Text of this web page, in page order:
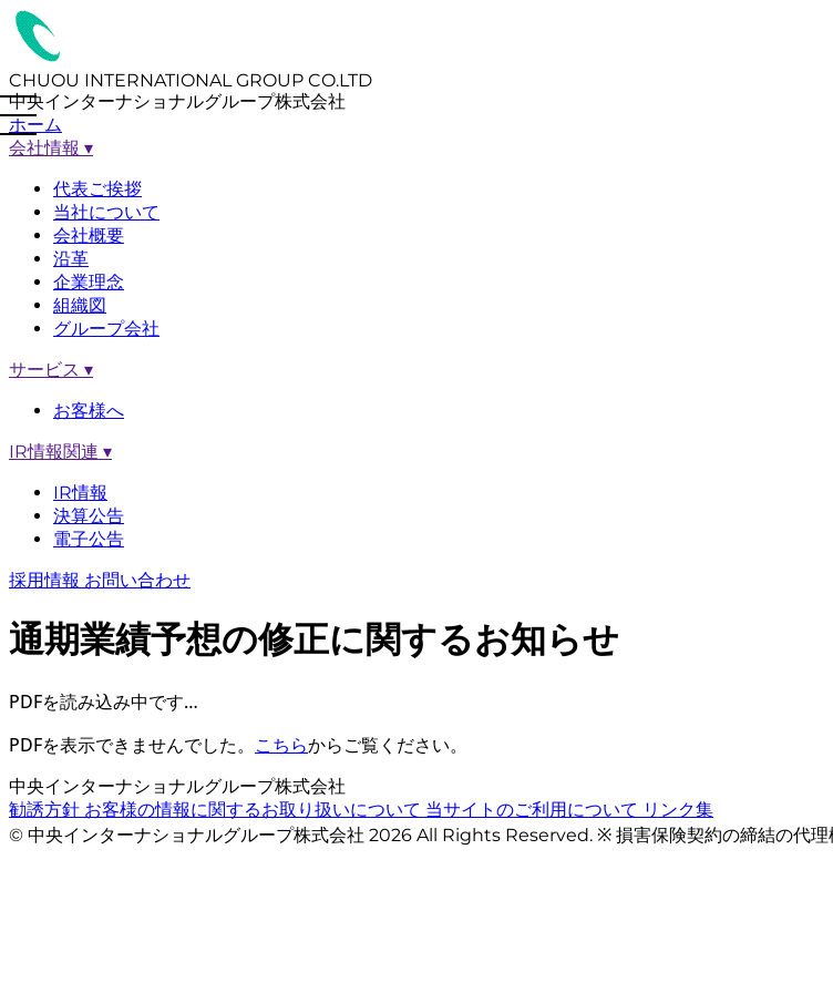
CHUOU INTERNATIONAL GROUP CO.LTD
中央インターナショナルグループ株式会社
ホーム
会社情報 ▾
代表ご挨拶
当社について
会社概要
沿革
企業理念
組織図
グループ会社
サービス ▾
お客様へ
IR情報関連 ▾
IR情報
決算公告
電子公告
採用情報 お問い合わせ
通期業績予想の修正に関するお知らせ
PDFを読み込み中です…
PDFを表示できませんでした。 こちらからご覧ください。
中央インターナショナルグループ株式会社
勧誘方針 お客様の情報に関するお取り扱いについて 当サイトのご利用について リンク集
© 中央インターナショナルグループ株式会社 2026 All Rights Reserved. ※ 損害保険契約の締結の代理